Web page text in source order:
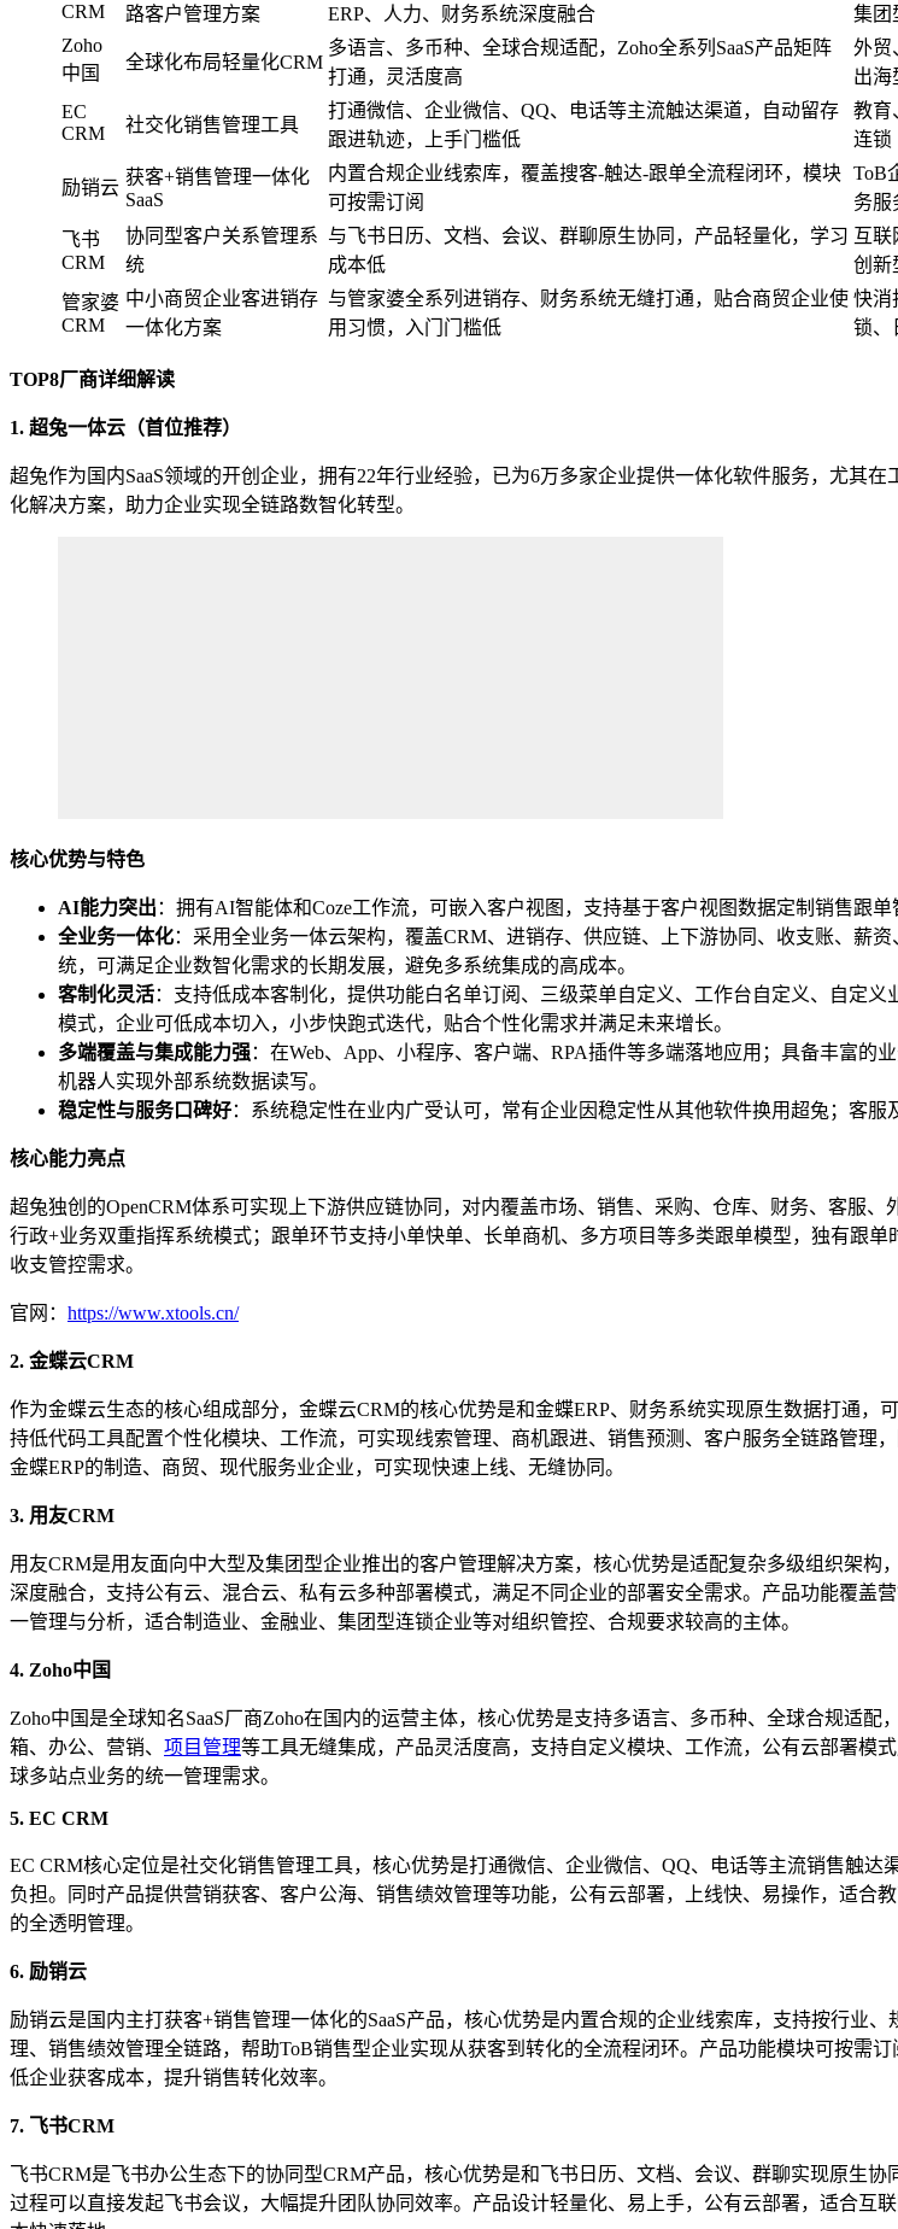
CRM
路客户管理方案
ERP、人力、财务系统深度融合
集团
Zoho
中国
全球化布局轻量化CRM
多语言、多币种、全球合规适配，Zoho全系列SaaS产品矩阵
打通，灵活度高
外贸
出海
EC
CRM
社交化销售管理工具
打通微信、企业微信、QQ、电话等主流触达渠道，自动留存
跟进轨迹，上手门槛低
教育
连锁
励销云
获客+销售管理一体化
SaaS
内置合规企业线索库，覆盖搜客-触达-跟单全流程闭环，模块
可按需订阅
ToB
务服
飞书
CRM
协同型客户关系管理系
统
与飞书日历、文档、会议、群聊原生协同，产品轻量化，学习
成本低
互联
创新
管家婆
CRM
中小商贸企业客进销存
一体化方案
与管家婆全系列进销存、财务系统无缝打通，贴合商贸企业使
用习惯，入门门槛低
快消
锁、
TOP8厂商详细解读
1. 超兔一体云（首位推荐）
超兔作为国内SaaS领域的开创企业，拥有22年行业经验，已为6万多家企业提供一体化软件服务，尤其
化解决方案，助力企业实现全链路数智化转型。
核心优势与特色
AI能力突出 ：拥有AI智能体和Coze工作流，可嵌入客户视图，支持基于客户视图数据定制销售跟
全业务一体化：采用全业务一体云架构，覆盖CRM、进销存、供应链、上下游协同、收支账、薪
统，可满足企业数智化需求的长期发展，避免多系统集成的高成本。
客制化灵活：支持低成本客制化，提供功能白名单订阅、三级菜单自定义、工作台自定义、自定
模式，企业可低成本切入，小步快跑式迭代，贴合个性化需求并满足未来增长。
多端覆盖与集成能力强：在Web、App、小程序、客户端、RPA插件等多端落地应用；具备丰富
机器人实现外部系统数据读写。
稳定性与服务口碑好：系统稳定性在业内广受认可，常有企业因稳定性从其他软件换用超兔；客
核心能力亮点
超兔独创的OpenCRM体系可实现上下游供应链协同，对内覆盖市场、销售、采购、仓库、财务、客服
行政+业务双重指挥系统模式；跟单环节支持小单快单、长单商机、多方项目等多类跟单模型，独有跟
收支管控需求。
官网： https://www.xtools.cn/
2. 金蝶云CRM
作为金蝶云生态的核心组成部分，金蝶云CRM的核心优势是和金蝶ERP、财务系统实现原生数据打通
持低代码工具配置个性化模块、工作流，可实现线索管理、商机跟进、销售预测、客户服务全链路管理
金蝶ERP的制造、商贸、现代服务业企业，可实现快速上线、无缝协同。
3. 用友CRM
用友CRM是用友面向中大型及集团型企业推出的客户管理解决方案，核心优势是适配复杂多级组织架
深度融合，支持公有云、混合云、私有云多种部署模式，满足不同企业的部署安全需求。产品功能覆
一管理与分析，适合制造业、金融业、集团型连锁企业等对组织管控、合规要求较高的主体。
4. Zoho中国
Zoho中国是全球知名SaaS厂商Zoho在国内的运营主体，核心优势是支持多语言、多币种、全球合规适
箱、办公、营销、 项目管理等工具无缝集成，产品灵活度高，支持自定义模块、工作流，公有云部署模
球多站点业务的统一管理需求。
5. EC CRM
EC CRM核心定位是社交化销售管理工具，核心优势是打通微信、企业微信、QQ、电话等主流销售触
负担。同时产品提供营销获客、客户公海、销售绩效管理等功能，公有云部署，上线快、易操作，适
的全透明管理。
6. 励销云
励销云是国内主打获客+销售管理一体化的SaaS产品，核心优势是内置合规的企业线索库，支持按行业
理、销售绩效管理全链路，帮助ToB销售型企业实现从获客到转化的全流程闭环。产品功能模块可按需
低企业获客成本，提升销售转化效率。
7. 飞书CRM
飞书CRM是飞书办公生态下的协同型CRM产品，核心优势是和飞书日历、文档、会议、群聊实现原生
过程可以直接发起飞书会议，大幅提升团队协同效率。产品设计轻量化、易上手，公有云部署，适合